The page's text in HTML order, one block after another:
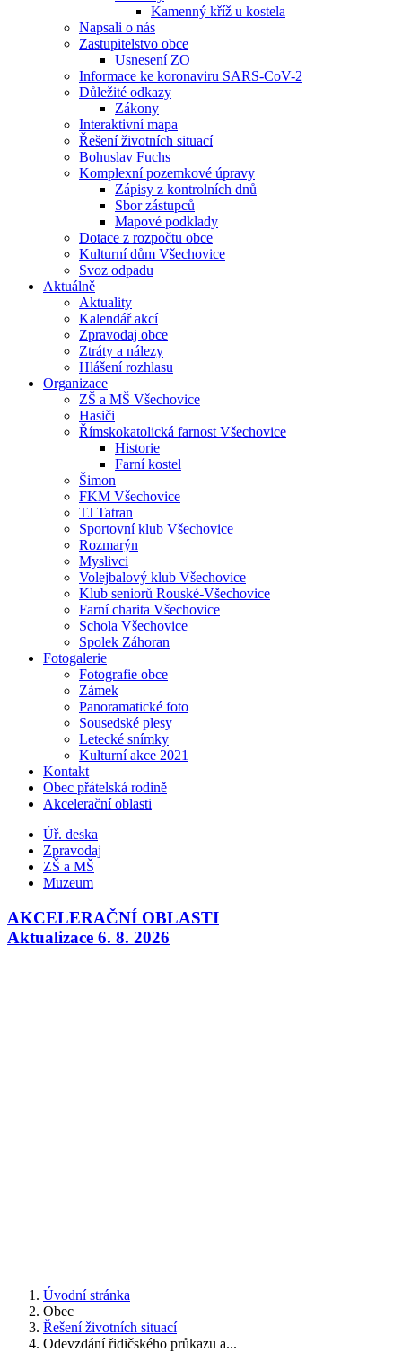
Kamenný kříž u kostela
Napsali o nás
Zastupitelstvo obce
Usnesení ZO
Informace ke koronaviru SARS-CoV-2
Důležité odkazy
Zákony
Interaktivní mapa
Řešení životních situací
Bohuslav Fuchs
Komplexní pozemkové úpravy
Zápisy z kontrolních dnů
Sbor zástupců
Mapové podklady
Dotace z rozpočtu obce
Kulturní dům Všechovice
Svoz odpadu
Aktuálně
Aktuality
Kalendář akcí
Zpravodaj obce
Ztráty a nálezy
Hlášení rozhlasu
Organizace
ZŠ a MŠ Všechovice
Hasiči
Římskokatolická farnost Všechovice
Historie
Farní kostel
Šimon
FKM Všechovice
TJ Tatran
Sportovní klub Všechovice
Rozmarýn
Myslivci
Volejbalový klub Všechovice
Klub seniorů Rouské-Všechovice
Farní charita Všechovice
Schola Všechovice
Spolek Záhoran
Fotogalerie
Fotografie obce
Zámek
Panoramatické foto
Sousedské plesy
Letecké snímky
Kulturní akce 2021
Kontakt
Obec přátelská rodině
Akcelerační oblasti
Úř. deska
Zpravodaj
ZŠ a MŠ
Muzeum
AKCELERAČNÍ OBLASTI
Aktualizace 6. 8. 2026
Úvodní stránka
Obec
Řešení životních situací
Odevzdání řidičského průkazu a...